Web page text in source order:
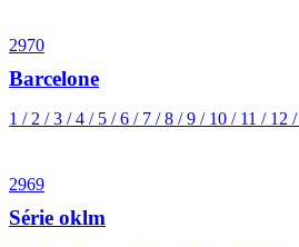
2970
Barcelone
1 / 2 / 3 / 4 / 5 / 6 / 7 / 8 / 9 / 10 / 11 / 12
2969
Série oklm